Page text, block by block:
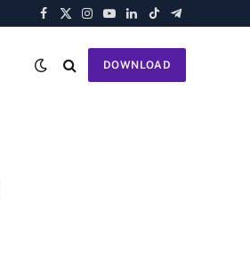
Facebook
X
Instagram
YouTube
LinkedIn
TikTokTelegram
DOWNLOAD